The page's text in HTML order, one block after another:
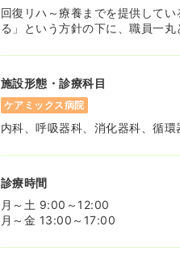
回復リハ～療養までを提供して
る」という方針の下に、職員一
施設形態・診療科目
ケアミックス病院
内科、呼吸器科、消化器科、循
診療時間
月～土 9:00～12:00
月～金 13:00～17:00